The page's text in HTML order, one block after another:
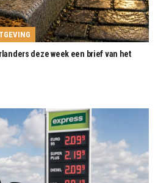
deze week een brief van het